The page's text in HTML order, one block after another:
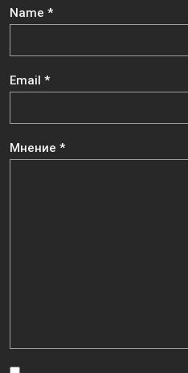
Мнение *
Name *
Email *